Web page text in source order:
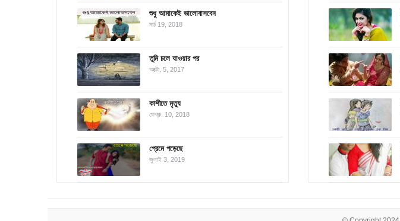
শুধু আমাকেই ভালোবাসবেন
মার্চ 19, 2018
তুমি চলে যাওয়ার পর
অক্টো. 5, 2017
কাশীতে মৃত্যু
ফেব্রু. 10, 2018
প্রেমে পড়েছে
জুলাই 3, 2019